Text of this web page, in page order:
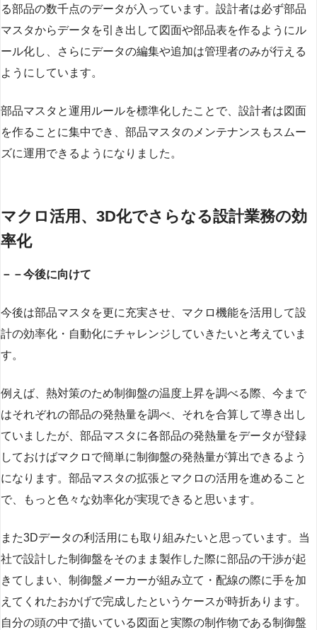
る部品の数千点のデータが入っています。設計者は必ず部品
マスタからデータを引き出して図面や部品表を作るようにル
ール化し、さらにデータの編集や追加は管理者のみが行える
ようにしています。
部品マスタと運用ルールを標準化したことで、設計者は図面
を作ることに集中でき、部品マスタのメンテナンスもスムー
ズに運用できるようになりました。
マクロ活用、3D化でさらなる設計業務の効
率化
－－今後に向けて
今後は部品マスタを更に充実させ、マクロ機能を活用して設
計の効率化・自動化にチャレンジしていきたいと考えていま
す。
例えば、熱対策のため制御盤の温度上昇を調べる際、今まで
はそれぞれの部品の発熱量を調べ、それを合算して導き出し
ていましたが、部品マスタに各部品の発熱量をデータが登録
しておけばマクロで簡単に制御盤の発熱量が算出できるよう
になります。部品マスタの拡張とマクロの活用を進めること
で、もっと色々な効率化が実現できると思います。
また3Dデータの利活用にも取り組みたいと思っています。当
社で設計した制御盤をそのまま製作した際に部品の干渉が起
きてしまい、制御盤メーカーが組み立て・配線の際に手を加
えてくれたおかげで完成したというケースが時折あります。
自分の頭の中で描いている図面と実際の制作物である制御盤